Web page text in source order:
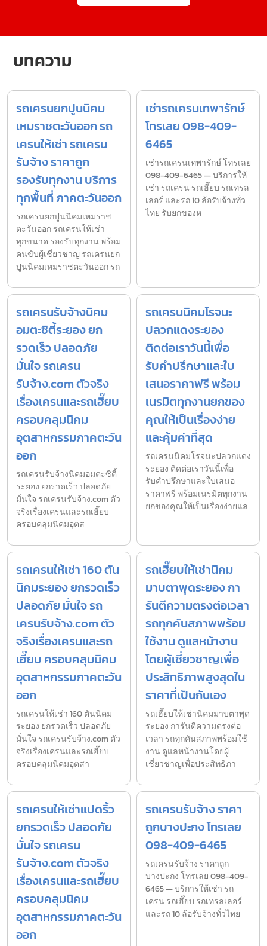
บทความ
รถเครนยกปูนนิคม
เหมราชตะวันออก รถ
เครนให้เช่า รถเครน
รับจ้าง ราคาถูก
รองรับทุกงาน บริการ
ทุกพื้นที่ ภาคตะวันออก
รถเครนยกปูนนิคมเหมราช
ตะวันออก รถเครนให้เช่า
ทุกขนาด รองรับทุกงาน พร้อม
คนขับผู้เชี่ยวชาญ รถเครนยก
ปูนนิคมเหมราชตะวันออก รถ
เช่ารถเครนเทพารักษ์
โทรเลย 098-409-
6465
เช่ารถเครนเทพารักษ์ โทรเลย
098-409-6465 — บริการให้
เช่า รถเครน รถเฮี๊ยบ รถเทรล
เลอร์ และรถ 10 ล้อรับจ้างทั่ว
ไทย รับยกของห
รถเครนรับจ้างนิคม
อมตะซิตี้ระยอง ยก
รวดเร็ว ปลอดภัย
มั่นใจ รถเครน
รับจ้าง.com ตัวจริง
เรื่องเครนและรถเฮี๊ยบ
ครอบคลุมนิคม
อุตสาหกรรมภาคตะวัน
ออก
รถเครนรับจ้างนิคมอมตะซิตี้
ระยอง ยกรวดเร็ว ปลอดภัย
มั่นใจ รถเครนรับจ้าง.com ตัว
จริงเรื่องเครนและรถเฮี๊ยบ
ครอบคลุมนิคมอุตส
รถเครนนิคมโรจนะ
ปลวกแดงระยอง
ติดต่อเราวันนี้เพื่อ
รับคำปรึกษาและใบ
เสนอราคาฟรี พร้อม
เนรมิตทุกงานยกของ
คุณให้เป็นเรื่องง่าย
และคุ้มค่าที่สุด
รถเครนนิคมโรจนะปลวกแดง
ระยอง ติดต่อเราวันนี้เพื่อ
รับคำปรึกษาและใบเสนอ
ราคาฟรี พร้อมเนรมิตทุกงาน
ยกของคุณให้เป็นเรื่องง่ายแล
รถเครนให้เช่า 160 ตัน
นิคมระยอง ยกรวดเร็ว
ปลอดภัย มั่นใจ รถ
เครนรับจ้าง.com ตัว
จริงเรื่องเครนและรถ
เฮี๊ยบ ครอบคลุมนิคม
อุตสาหกรรมภาคตะวัน
ออก
รถเครนให้เช่า 160 ตันนิคม
ระยอง ยกรวดเร็ว ปลอดภัย
มั่นใจ รถเครนรับจ้าง.com ตัว
จริงเรื่องเครนและรถเฮี๊ยบ
ครอบคลุมนิคมอุตสา
รถเฮี๊ยบให้เช่านิคม
มาบตาพุดระยอง กา
รันตีความตรงต่อเวลา
รถทุกคันสภาพพร้อม
ใช้งาน ดูแลหน้างาน
โดยผู้เชี่ยวชาญเพื่อ
ประสิทธิภาพสูงสุดใน
ราคาที่เป็นกันเอง
รถเฮี๊ยบให้เช่านิคมมาบตาพุด
ระยอง การันตีความตรงต่อ
เวลา รถทุกคันสภาพพร้อมใช้
งาน ดูแลหน้างานโดยผู้
เชี่ยวชาญเพื่อประสิทธิภา
รถเครนให้เช่าแปดริ้ว
ยกรวดเร็ว ปลอดภัย
มั่นใจ รถเครน
รับจ้าง.com ตัวจริง
เรื่องเครนและรถเฮี๊ยบ
ครอบคลุมนิคม
อุตสาหกรรมภาคตะวัน
ออก
รถเครนรับจ้าง ราคา
ถูกบางปะกง โทรเลย
098-409-6465
รถเครนรับจ้าง ราคาถูก
บางปะกง โทรเลย 098-409-
6465 — บริการให้เช่า รถ
เครน รถเฮี๊ยบ รถเทรลเลอร์
และรถ 10 ล้อรับจ้างทั่วไทย